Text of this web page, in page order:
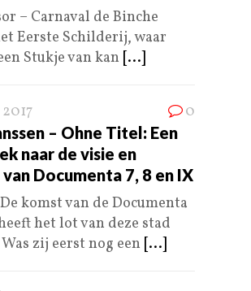
– Carnaval de Binche
Eerste Schilderij, waar
Stukje van kan [...]
0
– Ohne Titel: Een
naar de visie en
Documenta 7, 8 en IX
komst van de Documenta
het lot van deze stad
zij eerst nog een [...]